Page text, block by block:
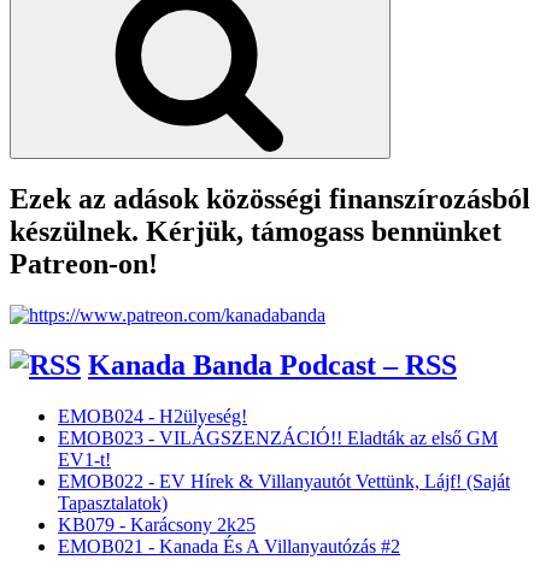
Ezek az adások közösségi finanszírozásból
készülnek. Kérjük, támogass bennünket
Patreon-on!
Kanada Banda Podcast – RSS
EMOB024 - H2ülyeség!
EMOB023 - VILÁGSZENZÁCIÓ!! Eladták az első GM
EV1-t!
EMOB022 - EV Hírek & Villanyautót Vettünk, Lájf! (Saját
Tapasztalatok)
KB079 - Karácsony 2k25
EMOB021 - Kanada És A Villanyautózás #2